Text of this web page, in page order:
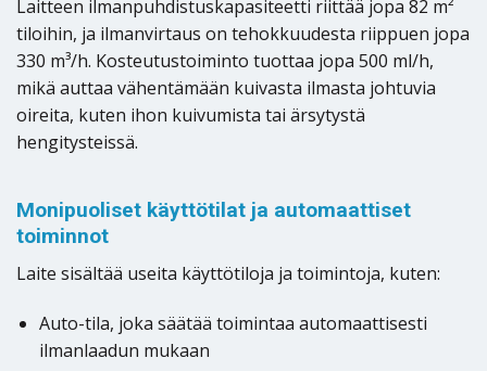
Laitteen ilmanpuhdistuskapasiteetti riittää jopa 82 m²
tiloihin, ja ilmanvirtaus on tehokkuudesta riippuen jopa
330 m³/h. Kosteutustoiminto tuottaa jopa 500 ml/h,
mikä auttaa vähentämään kuivasta ilmasta johtuvia
oireita, kuten ihon kuivumista tai ärsytystä
hengitysteissä.
Monipuoliset käyttötilat ja automaattiset
toiminnot
Laite sisältää useita käyttötiloja ja toimintoja, kuten:
Auto-tila, joka säätää toimintaa automaattisesti
ilmanlaadun mukaan